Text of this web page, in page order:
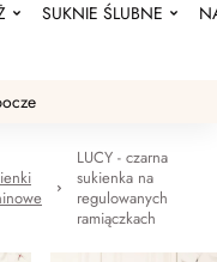
SUKNIE ŚLUBNE
LUCY - czarna
sukienka na
regulowanych
ramiączkach